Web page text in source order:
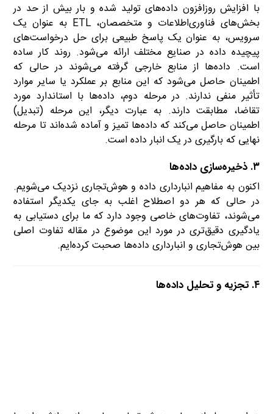
با افزایش روزافزون داده‌های تولید شده و بار بیش از حد در
بخش‌های فناوری‌اطلاعات و متخصصان، ETL به عنوان یک
سرویس، به عنوان یک پاسخ طبیعی برای حل درخواست‌های
پیچیده داده در صنایع مختلف ارائه می‌شود. روند کار ساده
است. داده‌ها از منابع خارجی گرفته می‌شوند در حالی که
اطمینان حاصل می‌شود که این منابع بر عملکرد یا سایر موارد
تأثیر منفی ندارند. در مرحله دوم، داده‌ها با استاندارد مورد
تقاضا، مطابقت دارند. به عبارت دیگر، این مرحله (تبدیل)
اطمینان حاصل می‌کند که داده‌ها تمیز و آماده شده‌اند تا مرحله
نهایی که بارگیری در یک انبار داده است.
۳. ذخیره‌سازی داده‌ها
اکنون به مفاهیم انبارداری داده و هوش‌تجاری نزدیک می‌شویم.
در حالی که هر دو اصطلاح اغلب به جای یکدیگر استفاده
می‌شوند، تفاوت‌های خاصی وجود دارد که ما برای دستیابی به
یادگیری دقیق‌تری در مورد این موضوع در مقاله تفاوت اصلی
بین هوش‌تجاری و انبارداری داده‌ها صحبت کرده‌ایم.
۴. تجزیه و تحلیل داده‌ها